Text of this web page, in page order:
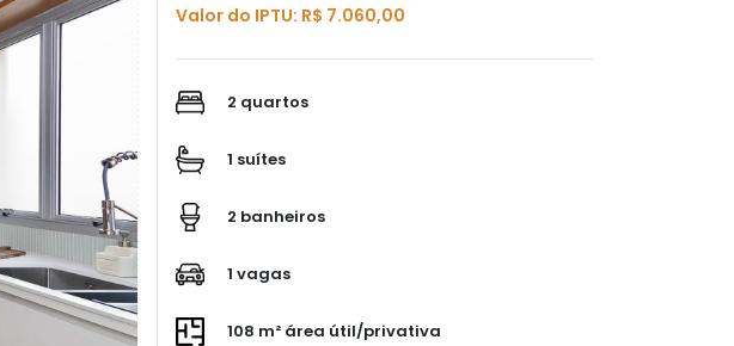
Valor do IPTU: R$ 7.060,00
2 quartos
1 suítes
2 banheiros
1 vagas
108 m² área útil/privativa